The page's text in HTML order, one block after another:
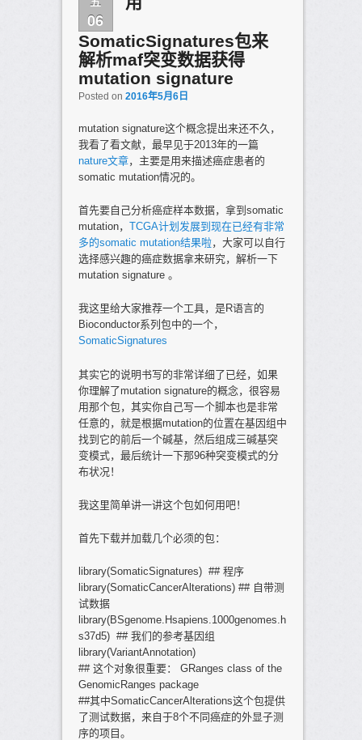
06
SomaticSignatures包来
解析maf突变数据获得
mutation signature
Posted on 2016年5月6日
mutation signature这个概念提出来还不久，
我看了看文献，最早见于2013年的一篇
nature文章，主要是用来描述癌症患者的
somatic mutation情况的。
首先要自己分析癌症样本数据，拿到somatic
mutation， TCGA计划发展到现在已经有非常
多的somatic mutation结果啦，大家可以自行
选择感兴趣的癌症数据拿来研究，解析一下
mutation signature 。
我这里给大家推荐一个工具，是R语言的
Bioconductor系列包中的一个，
SomaticSignatures
其实它的说明书写的非常详细了已经，如果
你理解了mutation signature的概念，很容易
用那个包，其实你自己写一个脚本也是非常
任意的，就是根据mutation的位置在基因组中
找到它的前后一个碱基，然后组成三碱基突
变模式，最后统计一下那96种突变模式的分
布状况！
我这里简单讲一讲这个包如何用吧！
首先下载并加载几个必须的包：
library(SomaticSignatures) ## 程序
library(SomaticCancerAlterations) ## 自带测
试数据
library(BSgenome.Hsapiens.1000genomes.h
s37d5) ## 我们的参考基因组
library(VariantAnnotation)
## 这个对象很重要： GRanges class of the
GenomicRanges package
##其中SomaticCancerAlterations这个包提供
了测试数据，来自于8个不同癌症的外显子测
序的项目。